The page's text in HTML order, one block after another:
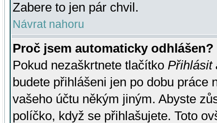
Zabere to jen pár chvil.
Návrat nahoru
Proč jsem automaticky odhlášen?
Pokud nezaškrtnete tlačítko Přihlásit
budete přihlášeni jen po dobu práce
vašeho účtu někým jiným. Abyste
políčko, když se přihlašujete. Toto